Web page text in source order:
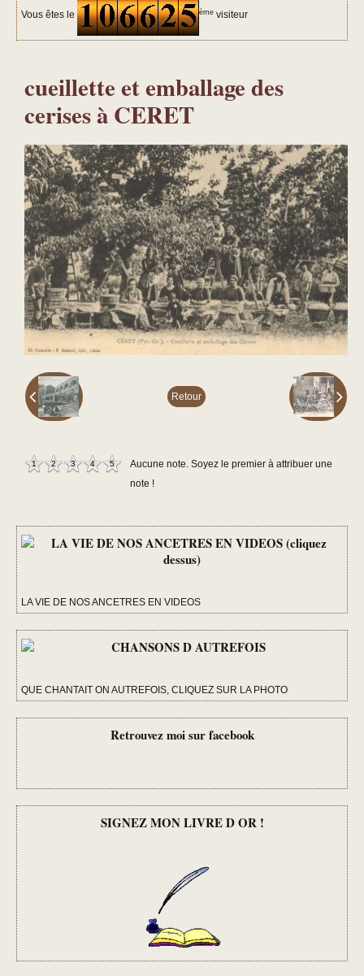
Vous êtes le ème visiteur
cueillette et emballage des
cerises à CERET
Retour
1 2 3 4 5
Aucune note. Soyez le premier à attribuer une
note !
LA VIE DE NOS ANCETRES EN VIDEOS
QUE CHANTAIT ON AUTREFOIS, CLIQUEZ SUR LA PHOTO
Retrouvez moi sur facebook
SIGNEZ MON LIVRE D OR !